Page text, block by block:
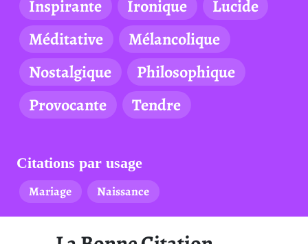
Inspirante
Ironique
Lucide
Méditative
Mélancolique
Nostalgique
Philosophique
Provocante
Tendre
Citations par usage
Mariage
Naissance